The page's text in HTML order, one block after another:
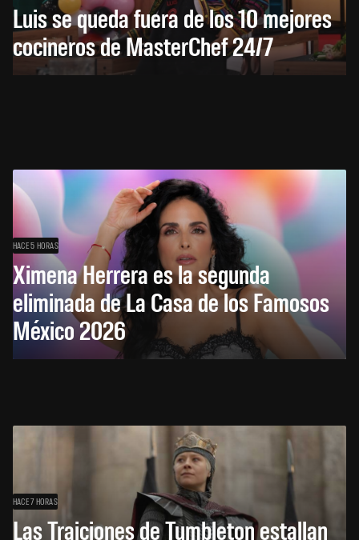
Luis se queda fuera de los 10 mejores
cocineros de MasterChef 24/7
HACE 5 HORAS
Ximena Herrera es la segunda
eliminada de La Casa de los Famosos
México 2026
HACE 7 HORAS
Las Traiciones de Tumbleton estallan